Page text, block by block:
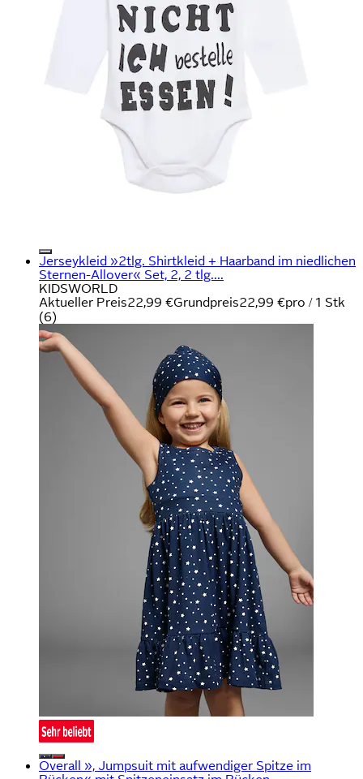
Jerseykleid »2tlg. Shirtkleid + Haarband im niedlichen
Sternen-Allover« Set, 2, 2 tlg....
KIDSWORLD
Aktueller Preis22,99 €Grundpreis22,99 €pro / 1 Stk
(6)
Overall », Jumpsuit mit aufwendiger Spitze im